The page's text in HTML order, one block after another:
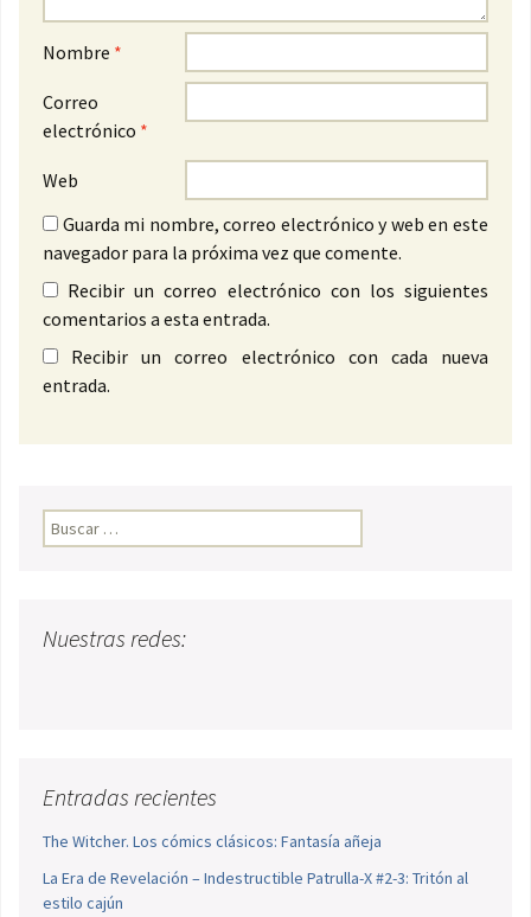
Nombre *
Correo
electrónico *
Web
Guarda mi nombre, correo electrónico y web en este
navegador para la próxima vez que comente.
Recibir un correo electrónico con los siguientes
comentarios a esta entrada.
Recibir un correo electrónico con cada nueva
entrada.
Buscar:
Nuestras redes:
Entradas recientes
The Witcher. Los cómics clásicos: Fantasía añeja
La Era de Revelación – Indestructible Patrulla-X #2-3: Tritón al
estilo cajún